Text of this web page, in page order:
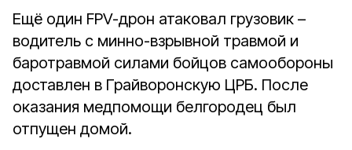
Ещё один FPV-дрон атаковал грузовик –
водитель с минно-взрывной травмой и
баротравмой силами бойцов самообороны
доставлен в Грайворонскую ЦРБ. После
оказания медпомощи белгородец был
отпущен домой.